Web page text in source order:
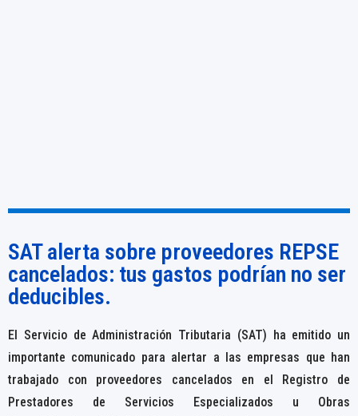
SAT alerta sobre proveedores REPSE
cancelados: tus gastos podrían no ser
deducibles.
El Servicio de Administración Tributaria (SAT) ha emitido un
importante comunicado para alertar a las empresas que han
trabajado con proveedores cancelados en el Registro de
Prestadores de Servicios Especializados u Obras